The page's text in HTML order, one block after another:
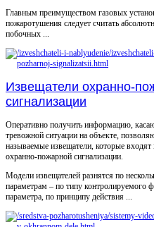
Главным преимуществом газовых
пожаротушения следует считать
побочных ...
Извещатели охранно-
сигнализации
Оперативно получить информацию,
тревожной ситуации на объекте,
называемые извещатели, которые входят
охранно-пожарной сигнализации.
Модели извещателей разнятся по
параметрам – по типу контролируемого
параметра, по принципу действия ...